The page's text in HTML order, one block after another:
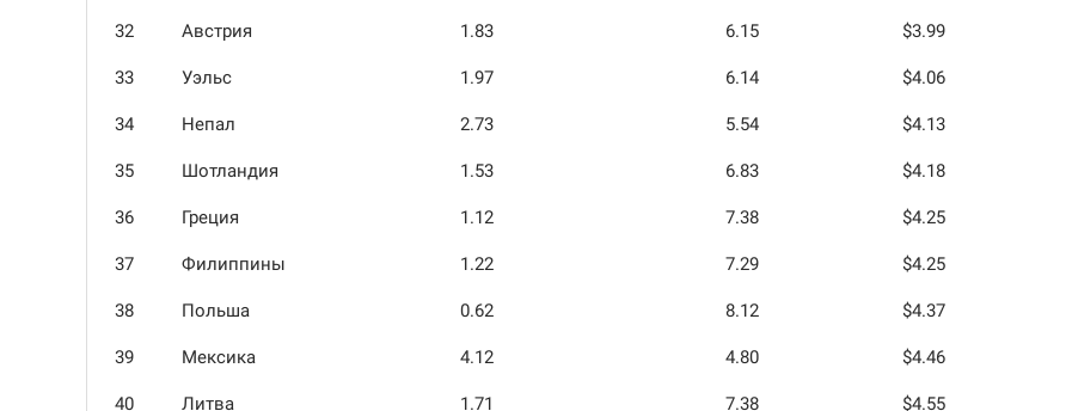
32 Австрия 1.83 6.15 $3.99
33 Уэльс 1.97 6.14 $4.06
34 Непал 2.73 5.54 $4.13
35 Шотландия 1.53 6.83 $4.18
36 Греция 1.12 7.38 $4.25
37 Филиппины 1.22 7.29 $4.25
38 Польша 0.62 8.12 $4.37
39 Мексика 4.12 4.80 $4.46
40 Литва 1.71 7.38 $4.55